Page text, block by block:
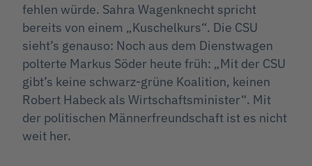
fehlen würde. Sahra Wagenknecht spricht
bereits von einem „Kuschelkurs“. Die CSU
sieht’s genauso: Noch aus dem Dienstwagen
polterte Markus Söder heute früh: „Mit der CSU
gibt’s keine schwarz-grüne Koalition, keinen
Robert Habeck als Wirtschaftsminister“. Mit
der politischen Männerfreundschaft ist es nicht
weit her.